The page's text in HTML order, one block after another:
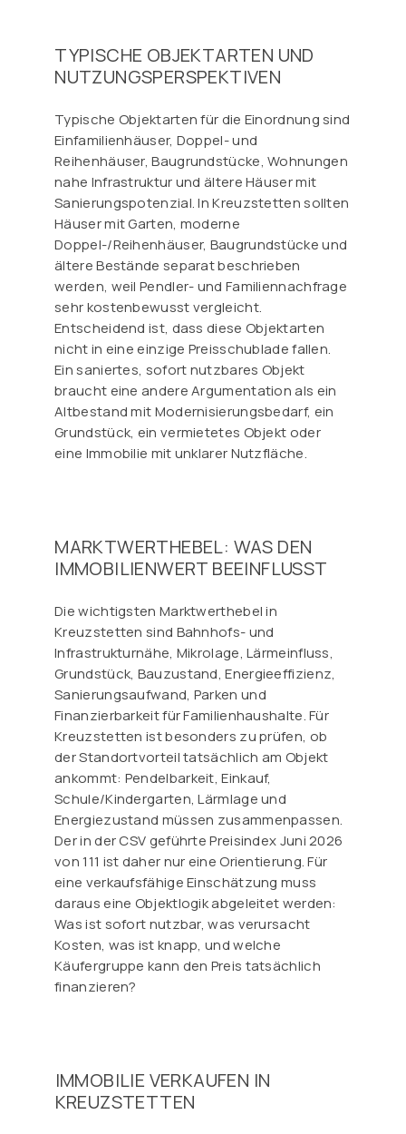
TYPISCHE OBJEKTARTEN UND
NUTZUNGSPERSPEKTIVEN
Typische Objektarten für die Einordnung sind
Einfamilienhäuser, Doppel- und
Reihenhäuser, Baugrundstücke, Wohnungen
nahe Infrastruktur und ältere Häuser mit
Sanierungspotenzial. In Kreuzstetten sollten
Häuser mit Garten, moderne
Doppel-/Reihenhäuser, Baugrundstücke und
ältere Bestände separat beschrieben
werden, weil Pendler- und Familiennachfrage
sehr kostenbewusst vergleicht.
Entscheidend ist, dass diese Objektarten
nicht in eine einzige Preisschublade fallen.
Ein saniertes, sofort nutzbares Objekt
braucht eine andere Argumentation als ein
Altbestand mit Modernisierungsbedarf, ein
Grundstück, ein vermietetes Objekt oder
eine Immobilie mit unklarer Nutzfläche.
MARKTWERTHEBEL: WAS DEN
IMMOBILIENWERT BEEINFLUSST
Die wichtigsten Marktwerthebel in
Kreuzstetten sind Bahnhofs- und
Infrastrukturnähe, Mikrolage, Lärmeinfluss,
Grundstück, Bauzustand, Energieeffizienz,
Sanierungsaufwand, Parken und
Finanzierbarkeit für Familienhaushalte. Für
Kreuzstetten ist besonders zu prüfen, ob
der Standortvorteil tatsächlich am Objekt
ankommt: Pendelbarkeit, Einkauf,
Schule/Kindergarten, Lärmlage und
Energiezustand müssen zusammenpassen.
Der in der CSV geführte Preisindex Juni 2026
von 111 ist daher nur eine Orientierung. Für
eine verkaufsfähige Einschätzung muss
daraus eine Objektlogik abgeleitet werden:
Was ist sofort nutzbar, was verursacht
Kosten, was ist knapp, und welche
Käufergruppe kann den Preis tatsächlich
finanzieren?
IMMOBILIE VERKAUFEN IN
KREUZSTETTEN